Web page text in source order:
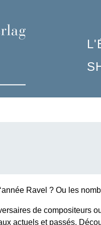
Ravel ? Ou les
de compositeurs
actuels et passés.